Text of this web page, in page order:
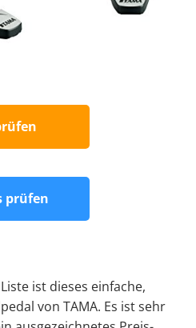
prüfen
ist dieses einfache,
von TAMA. Es ist sehr